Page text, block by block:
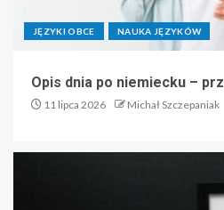
JĘZYKI OBCE NAUKA JĘZYKÓW
Opis dnia po niemiecku –
11 lipca 2026 Michał Szczepaniak